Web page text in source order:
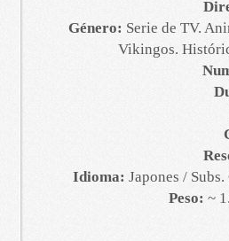
Género: Serie de TV.
Vikingos.
Idioma: Japones /
Peso: ~